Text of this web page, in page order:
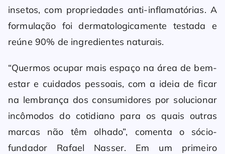
insetos, com propriedades anti-inflamatórias. A
formulação foi dermatologicamente testada e
reúne 90% de ingredientes naturais.
“Quermos ocupar mais espaço na área de bem-
estar e cuidados pessoais, com a ideia de ficar
na lembrança dos consumidores por solucionar
incômodos do cotidiano para os quais outras
marcas não têm olhado”, comenta o sócio-
fundador Rafael Nasser. Em um primeiro